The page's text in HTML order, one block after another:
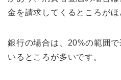
金を請求してくるところがほ
銀行の場合は、20%の範囲
いるところが多いです。